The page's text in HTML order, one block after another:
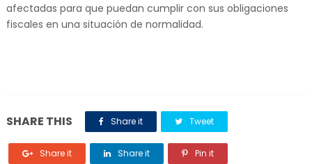
afectadas para que puedan cumplir con sus obligaciones
fiscales en una situación de normalidad.
SHARE THIS Share it Tweet
Share it Share it Pin it